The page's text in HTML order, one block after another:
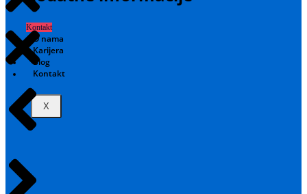
Kontakt
O nama
Karijera
Blog
Kontakt
X